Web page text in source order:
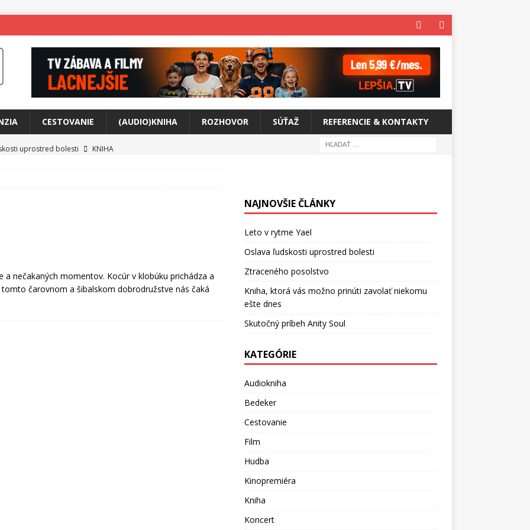
CESTOVANIE (AUDIO)KNIHA ROZHOVOR SÚŤAŽ REFERENCIE & KONTAKTY
uprostred bolesti
KNIHA
a nečakaných momentov. Kocúr v klobúku prichádza a
čarovnom a šibalskom dobrodružstve nás čaká
NAJNOVŠIE ČLÁNKY
Leto v rytme Yael
Oslava ľudskosti uprostred bolesti
Ztraceného posolstvo
Kniha, ktorá vás možno prinúti zavolať niekomu
ešte dnes
Skutočný príbeh Anity Soul
KATEGÓRIE
Audiokniha
Bedeker
Cestovanie
Film
Hudba
Kinopremiéra
Kniha
Koncert